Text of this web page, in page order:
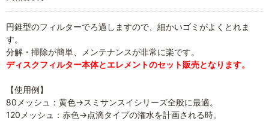
円錐型のフィルターでろ過しますので、細かいゴミがよくとれま
す。
分解・掃除が簡単、メンテナンスが非常に楽です。
ディスクフィルター本体とエレメントのセット販売となります。
【使用例】
80メッシュ：黄色→スミサンスイシリーズ全般に最適。
120メッシュ：赤色→点滴タイプの潅水を計画される時。